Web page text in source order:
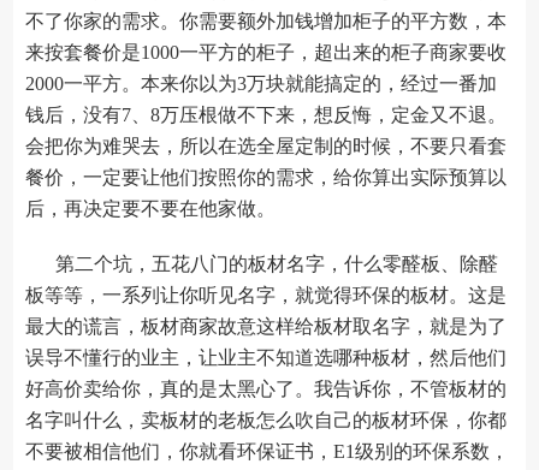
不了你家的需求。你需要额外加钱增加柜子的平方数，本
来按套餐价是1000一平方的柜子，超出来的柜子商家要收
2000一平方。本来你以为3万块就能搞定的，经过一番加
钱后，没有7、8万压根做不下来，想反悔，定金又不退。
会把你为难哭去，所以在选全屋定制的时候，不要只看套
餐价，一定要让他们按照你的需求，给你算出实际预算以
后，再决定要不要在他家做。
第二个坑，五花八门的板材名字，什么零醛板、除醛
板等等，一系列让你听见名字，就觉得环保的板材。这是
最大的谎言，板材商家故意这样给板材取名字，就是为了
误导不懂行的业主，让业主不知道选哪种板材，然后他们
好高价卖给你，真的是太黑心了。我告诉你，不管板材的
名字叫什么，卖板材的老板怎么吹自己的板材环保，你都
不要被相信他们，你就看环保证书，E1级别的环保系数，